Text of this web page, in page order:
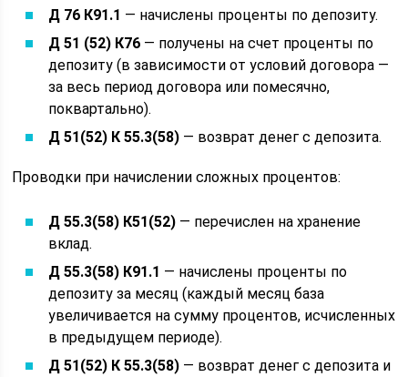
Д 76 К91.1 — начислены проценты по депозиту.
Д 51 (52) К76 — получены на счет проценты по
депозиту (в зависимости от условий договора —
за весь период договора или помесячно,
поквартально).
Д 51(52) К 55.3(58) — возврат денег с депозита.
Проводки при начислении сложных процентов:
Д 55.3(58) К51(52) — перечислен на хранение
вклад.
Д 55.3(58) К91.1 — начислены проценты по
депозиту за месяц (каждый месяц база
увеличивается на сумму процентов, исчисленных
в предыдущем периоде).
Д 51(52) К 55.3(58) — возврат денег с депозита и